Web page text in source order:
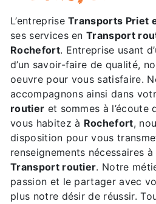
L’entrepriseTransports Priet
ses services enTransport
Rochefort. Entreprise usant
d’un savoir-faire de qualité,
oeuvre pour vous satisfaire.
accompagnons ainsi dans
routier et sommes à l’écoute
vous habitez à Rochefort,
disposition pour vous
renseignements nécessaires
Transport routier. Notre
passion et le partager avec
plus notre désir de réussir.